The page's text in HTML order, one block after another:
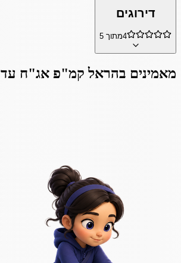
דירוגים
4מתוך 5
מאמינים בהראל קמ"פ אג"ח עד 15% מניות